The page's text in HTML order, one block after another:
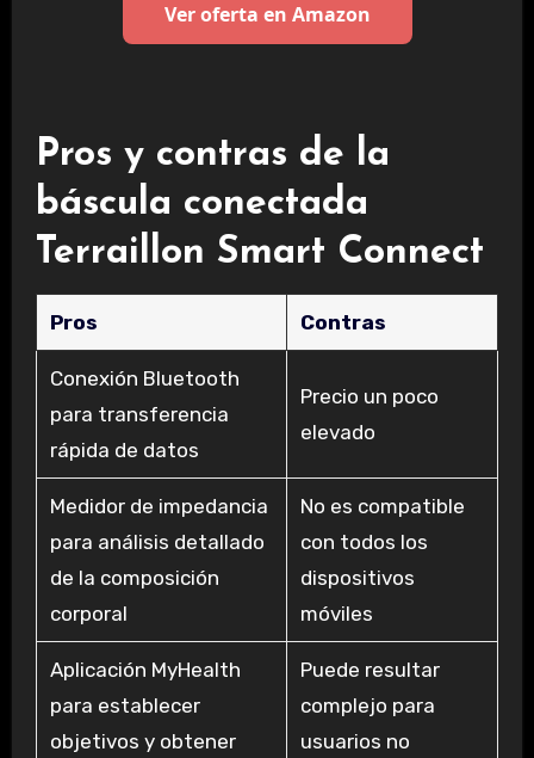
Ver oferta en Amazon
Pros y contras de la
báscula conectada
Terraillon Smart Connect
Pros Contras
Conexión Bluetooth
para transferencia
rápida de datos
Precio un poco
elevado
Medidor de impedancia
para análisis detallado
de la composición
corporal
No es compatible
con todos los
dispositivos
móviles
Aplicación MyHealth
para establecer
objetivos y obtener
Puede resultar
complejo para
usuarios no